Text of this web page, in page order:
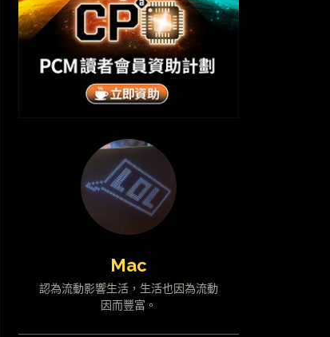
Mac
認為流動影響生活，生活也因為流動
因而豐富。